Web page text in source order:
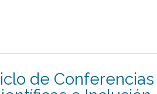
de Conferencias